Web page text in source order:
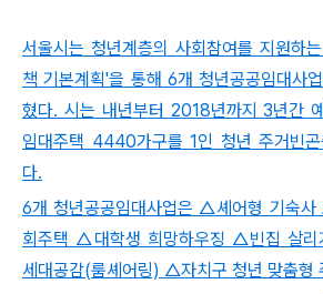
서울시는 청년계층의 사회참여를 지원하
책 기본계획'을 통해 6개 청년공공임대사
혔다. 시는 내년부터 2018년까지 3년간
임대주택 4440가구를 1인 청년 주거빈곤
다.
6개 청년공공임대사업은 △셰어형 기숙
회주택 △대학생 희망하우징 △빈집 살
세대공감(룸셰어링) △자치구 청년 맞춤형